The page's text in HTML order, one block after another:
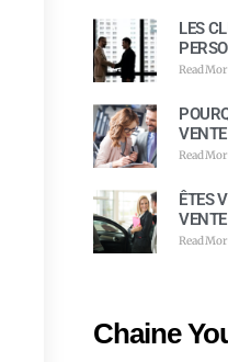
LES
Read
Read
ÊTES
Read
Chaine